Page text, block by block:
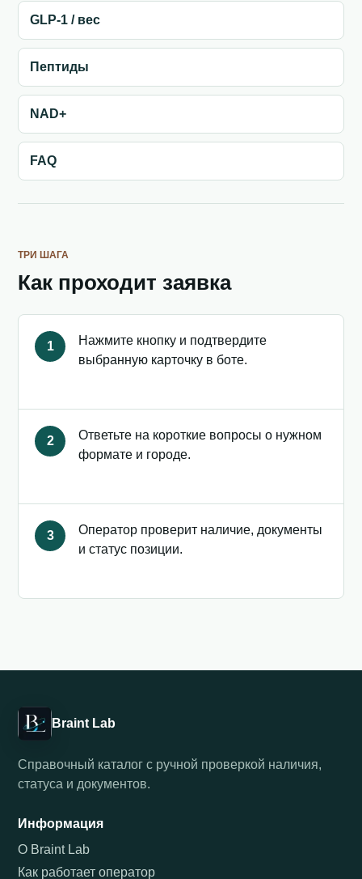
GLP-1 / вес
Пептиды
NAD+
FAQ
ТРИ ШАГА
Как проходит заявка
1
Нажмите кнопку и подтвердите
выбранную карточку в боте.
2
Ответьте на короткие вопросы о нужном
формате и городе.
3
Оператор проверит наличие, документы
и статус позиции.
Braint Lab
Справочный каталог с ручной проверкой наличия,
статуса и документов.
Информация
О Braint Lab
Как работает оператор